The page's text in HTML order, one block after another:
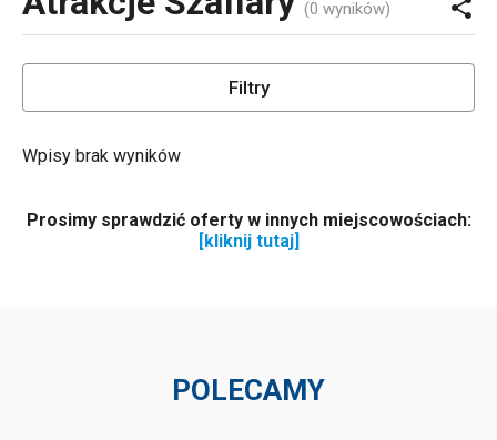
(0 wyników)
Filtry
Wpisy brak wyników
Prosimy sprawdzić oferty w innych miejscowościach:
[kliknij tutaj]
POLECAMY